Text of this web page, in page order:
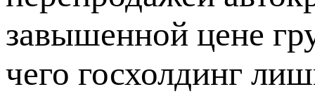
завышенной цене
чего госхолдинг